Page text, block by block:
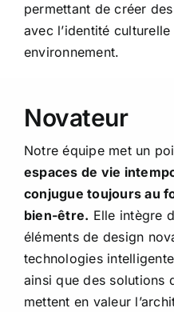
permettant de créer
avec l’identité
environnement.
Novateur
Notre équipe met un
espaces de vie
conjugue toujours au
bien-être. Elle intègre
éléments de design
technologies
ainsi que des solutions
mettent en valeur